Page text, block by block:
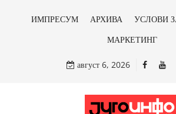
ИМПРЕСУМ АРХИВА
УСЛОВИ
МАРКЕТИНГ
август 6, 2026